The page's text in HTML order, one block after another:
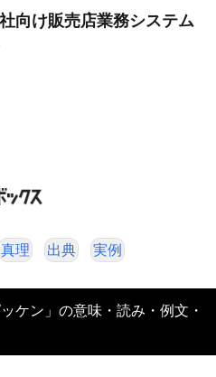
向け販売店業務システム
真理 出典 実例
ッケン」の意味・読み・例文・